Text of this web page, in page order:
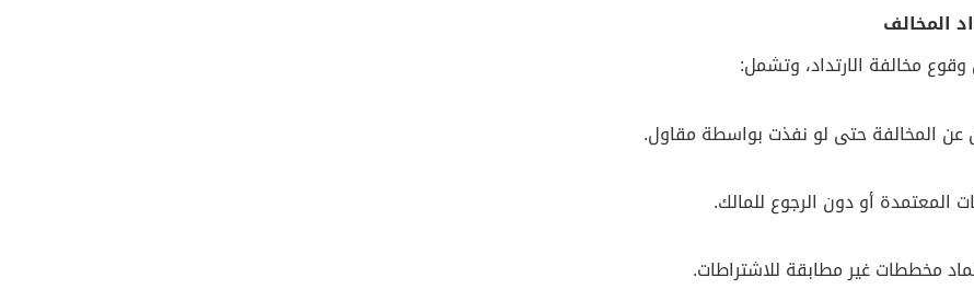
المخالف
مخالفة الارتداد، وتشمل:
عن المخالفة حتى لو نفذت بواسطة مقاول.
المعتمدة أو دون الرجوع للمالك.
مخططات غير مطابقة للاشتراطات.